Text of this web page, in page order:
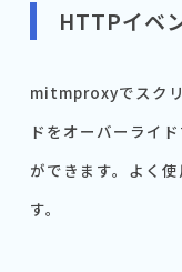
HTTPイベ
mitmproxyでスク
ドをオーバーライ
ができます。よく
す。